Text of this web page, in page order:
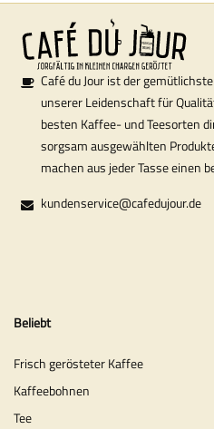
Café du Jour ist der
unserer Leidenschaft für
besten Kaffee- und Teesorten
sorgsam ausgewählten
machen aus jeder Tasse einen
kundenservice@cafedujour.de
Beliebt
Frisch gerösteter Kaffee
Kaffeebohnen
Tee